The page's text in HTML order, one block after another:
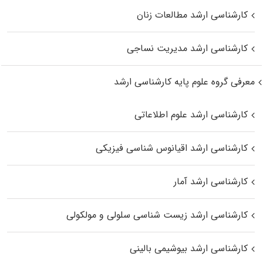
کارشناسی ارشد مطالعات زنان
کارشناسی ارشد مدیریت نساجی
معرفی گروه علوم پایه کارشناسی ارشد
کارشناسی ارشد علوم اطلاعاتی
کارشناسی ارشد اقیانوس‌ شناسی فیزیکی
کارشناسی ارشد آمار
کارشناسی ارشد زیست شناسی سلولی و مولکولی
کارشناسی ارشد بیوشیمی بالینی